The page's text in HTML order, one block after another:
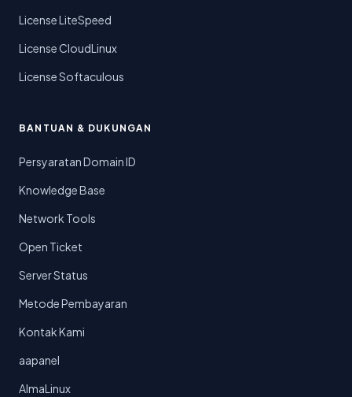
License LiteSpeed
License CloudLinux
License Softaculous
BANTUAN & DUKUNGAN
Persyaratan Domain ID
Knowledge Base
Network Tools
Open Ticket
Server Status
Metode Pembayaran
Kontak Kami
aapanel
AlmaLinux